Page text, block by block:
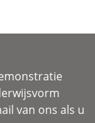
van ons als u